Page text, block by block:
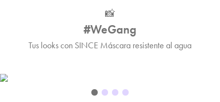
📸
#WeGang
Tus looks con SINCE Máscara resistente al agua